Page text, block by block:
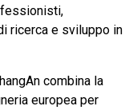
ricerca e sviluppo in
combina la
europea per